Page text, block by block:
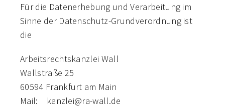
Für die Datenerhebung und Verarbeitung im
Sinne der Datenschutz-Grundverordnung ist
die
Arbeitsrechtskanzlei Wall
Wallstraße 25
60594 Frankfurt am Main
Mail: kanzlei@ra-wall.de